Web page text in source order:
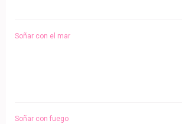
Soñar con el mar
Soñar con fuego